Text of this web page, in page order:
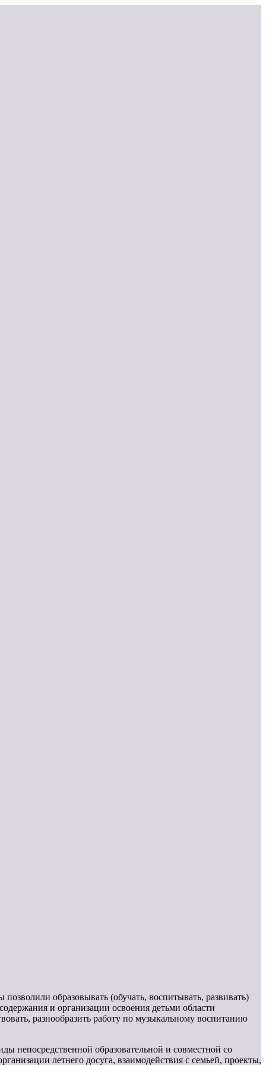
образовывать (обучать, воспитывать, развивать)
и организации освоения детьми области
разнообразить работу по музыкальному воспитанию
непосредственной образовательной и совместной со
летнего досуга, взаимодействия с семьей, проекты,